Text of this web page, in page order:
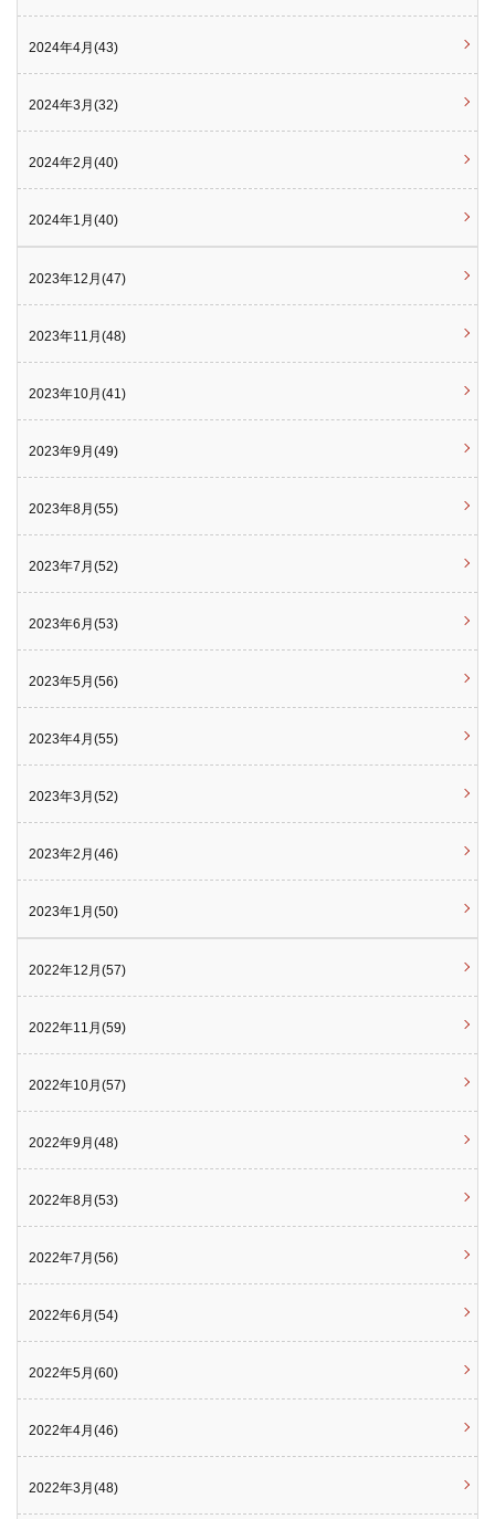
2024年4月(43)
2024年3月(32)
2024年2月(40)
2024年1月(40)
2023年12月(47)
2023年11月(48)
2023年10月(41)
2023年9月(49)
2023年8月(55)
2023年7月(52)
2023年6月(53)
2023年5月(56)
2023年4月(55)
2023年3月(52)
2023年2月(46)
2023年1月(50)
2022年12月(57)
2022年11月(59)
2022年10月(57)
2022年9月(48)
2022年8月(53)
2022年7月(56)
2022年6月(54)
2022年5月(60)
2022年4月(46)
2022年3月(48)